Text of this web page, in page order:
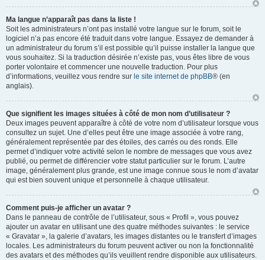
Ma langue n’apparaît pas dans la liste !
Soit les administrateurs n’ont pas installé votre langue sur le forum, soit le
logiciel n’a pas encore été traduit dans votre langue. Essayez de demander à
un administrateur du forum s’il est possible qu’il puisse installer la langue que
vous souhaitez. Si la traduction désirée n’existe pas, vous êtes libre de vous
porter volontaire et commencer une nouvelle traduction. Pour plus
d’informations, veuillez vous rendre sur le site internet de phpBB® (en
anglais).
Que signifient les images situées à côté de mon nom d’utilisateur ?
Deux images peuvent apparaître à côté de votre nom d’utilisateur lorsque vous
consultez un sujet. Une d’elles peut être une image associée à votre rang,
généralement représentée par des étoiles, des carrés ou des ronds. Elle
permet d’indiquer votre activité selon le nombre de messages que vous avez
publié, ou permet de différencier votre statut particulier sur le forum. L’autre
image, généralement plus grande, est une image connue sous le nom d’avatar
qui est bien souvent unique et personnelle à chaque utilisateur.
Comment puis-je afficher un avatar ?
Dans le panneau de contrôle de l’utilisateur, sous « Profil », vous pouvez
ajouter un avatar en utilisant une des quatre méthodes suivantes : le service
« Gravatar », la galerie d’avatars, les images distantes ou le transfert d’images
locales. Les administrateurs du forum peuvent activer ou non la fonctionnalité
des avatars et des méthodes qu’ils veuillent rendre disponible aux utilisateurs.